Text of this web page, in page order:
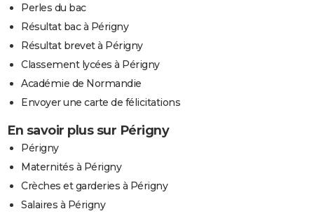
Perles du bac
Résultat bac à Périgny
Résultat brevet à Périgny
Classement lycées à Périgny
Académie de Normandie
Envoyer une carte de félicitations
En savoir plus sur Périgny
Périgny
Maternités à Périgny
Crèches et garderies à Périgny
Salaires à Périgny